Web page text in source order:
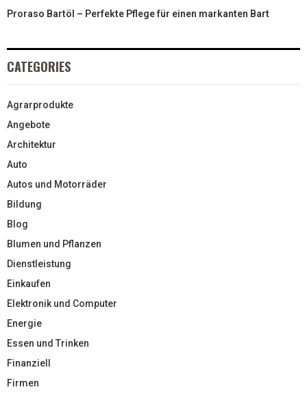
Proraso Bartöl – Perfekte Pflege für einen markanten Bart
CATEGORIES
Agrarprodukte
Angebote
Architektur
Auto
Autos und Motorräder
Bildung
Blog
Blumen und Pflanzen
Dienstleistung
Einkaufen
Elektronik und Computer
Energie
Essen und Trinken
Finanziell
Firmen